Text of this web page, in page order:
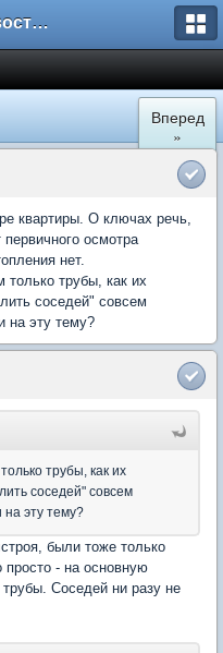
Форум Новостройки
Вперед
»
квартиры. О ключах речь,
осмотра
нет.
трубы, как их
соседей" совсем
на эту тему?
трубы, как их
соседей" совсем
на эту тему?
были тоже только
просто - на основную
Соседей ни разу не